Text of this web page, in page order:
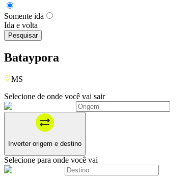
Somente ida
Ida e volta
Pesquisar
Bataypora
MS
Selecione de onde você vai sair
Inverter origem e destino
Selecione para onde você vai